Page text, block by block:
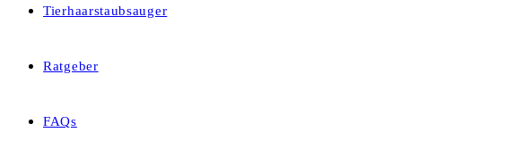
Tierhaarstaubsauger
Ratgeber
FAQs